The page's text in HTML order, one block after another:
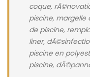
coque,
piscine, margelle
de piscine,
liner,
piscine en
piscine,